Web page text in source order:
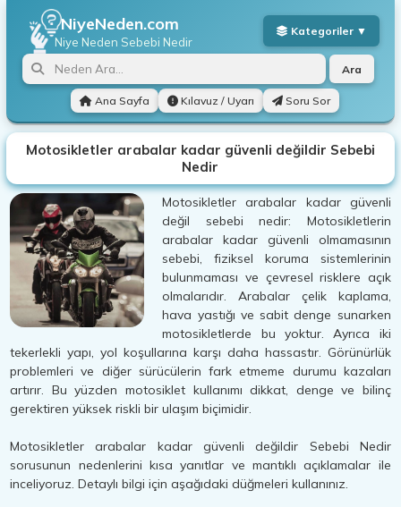
NiyeNeden.com
Niye Neden Sebebi Nedir
Ana Sayfa Kılavuz / Uyarı Soru Sor
Ara
Motosikletler arabalar kadar güvenli değildir Sebebi
Nedir
Motosikletler arabalar kadar güvenli
değil sebebi nedir: Motosikletlerin
arabalar kadar güvenli olmamasının
sebebi, fiziksel koruma sistemlerinin
bulunmaması ve çevresel risklere açık
olmalarıdır. Arabalar çelik kaplama,
hava yastığı ve sabit denge sunarken
motosikletlerde bu yoktur. Ayrıca iki
tekerlekli yapı, yol koşullarına karşı daha hassastır. Görünürlük
problemleri ve diğer sürücülerin fark etmeme durumu kazaları
artırır. Bu yüzden motosiklet kullanımı dikkat, denge ve bilinç
gerektiren yüksek riskli bir ulaşım biçimidir.
Motosikletler arabalar kadar güvenli değildir Sebebi Nedir
sorusunun nedenlerini kısa yanıtlar ve mantıklı açıklamalar ile
inceliyoruz. Detaylı bilgi için aşağıdaki düğmeleri kullanınız.